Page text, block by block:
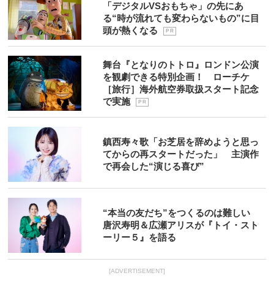
「デジタルVSおもちゃ」の先にあ
る“時が流れても変わらないもの”に目
頭が熱くなる
P R
舞台『となりのトトロ』ロンドン公演
を観劇できる特別企画！ ローチケ
［旅行］海外航空券取扱スタート記念
で実施
P R
鎮西寿々歌「お芝居を辞めようと思っ
てからの再スタートだった」 主演作
で再会した“演じる喜び”
“本当の友だち”をつくるのは難しい
唐沢寿明＆広瀬アリスが『トイ・スト
ーリー５』を語る
[ADVERTISEMENT]